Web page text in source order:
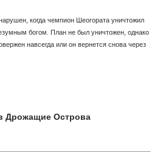
когда чемпион Шеогората уничтожил
богом. План не был уничтожен, однако
навсегда или он вернется снова через
Дрожащие Острова